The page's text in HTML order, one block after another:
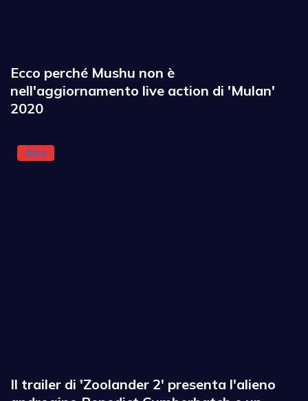
Ecco perché Mushu non è
nell'aggiornamento live action di 'Mulan'
2020
Altro
Il trailer di 'Zoolander 2' presenta l'alieno